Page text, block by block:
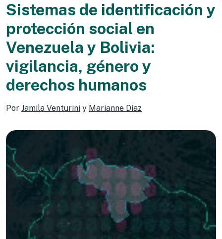
Sistemas de identificación y
protección social en
Venezuela y Bolivia:
vigilancia, género y
derechos humanos
Por Jamila Venturini y Marianne Díaz